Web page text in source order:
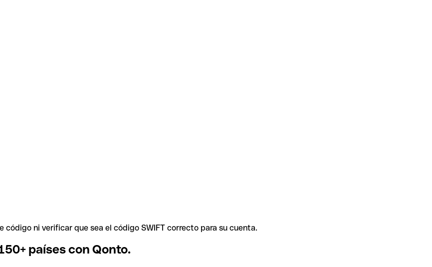
ni verificar que sea el código SWIFT correcto para su cuenta.
países con Qonto.